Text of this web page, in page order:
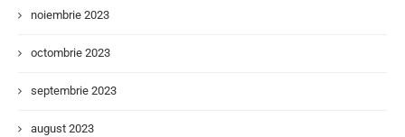
noiembrie 2023
octombrie 2023
septembrie 2023
august 2023